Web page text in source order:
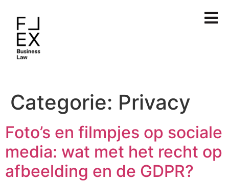
Categorie: Privacy
Foto’s en filmpjes op sociale
media: wat met het recht op
afbeelding en de GDPR?